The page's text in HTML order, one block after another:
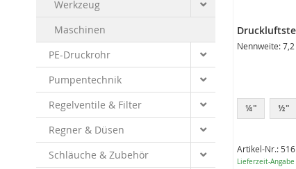
Nennweite:
Artikel-Nr.: 516
Lieferzeit-
¼" ½"
Werkzeug
Maschinen
PE-Druckrohr
Pumpentechnik
Regelventile & Filter
Regner & Düsen
Schläuche & Zubehör